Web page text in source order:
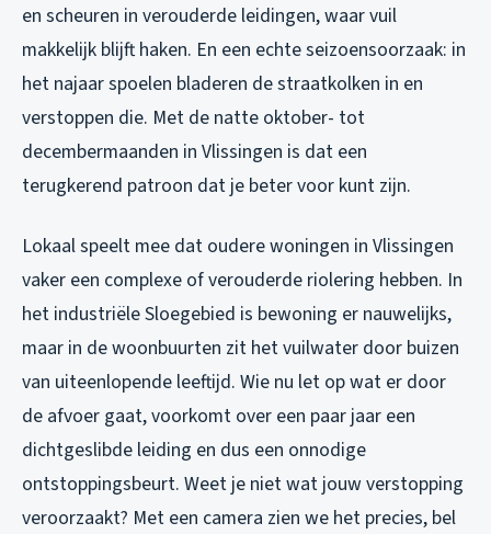
en scheuren in verouderde leidingen, waar vuil
makkelijk blijft haken. En een echte seizoensoorzaak: in
het najaar spoelen bladeren de straatkolken in en
verstoppen die. Met de natte oktober- tot
decembermaanden in Vlissingen is dat een
terugkerend patroon dat je beter voor kunt zijn.
Lokaal speelt mee dat oudere woningen in Vlissingen
vaker een complexe of verouderde riolering hebben. In
het industriële Sloegebied is bewoning er nauwelijks,
maar in de woonbuurten zit het vuilwater door buizen
van uiteenlopende leeftijd. Wie nu let op wat er door
de afvoer gaat, voorkomt over een paar jaar een
dichtgeslibde leiding en dus een onnodige
ontstoppingsbeurt. Weet je niet wat jouw verstopping
veroorzaakt? Met een camera zien we het precies, bel